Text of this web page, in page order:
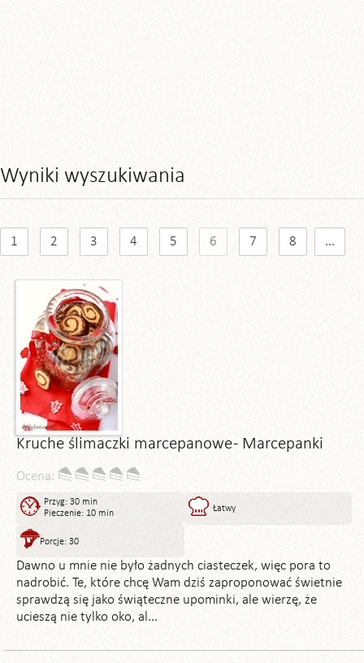
Wyniki wyszukiwania
1 2 3 4 5 6 7 8 ...
Kruche ślimaczki marcepanowe - Marcepanki
Ocena:
Przyg: 30 min
Pieczenie: 10 min
Łatwy
Porcje: 30
Dawno u mnie nie było żadnych ciasteczek, więc pora to
nadrobić. Te, które chcę Wam dziś zaproponować świetnie
sprawdzą się jako świąteczne upominki, ale wierzę, że
ucieszą nie tylko oko, al...